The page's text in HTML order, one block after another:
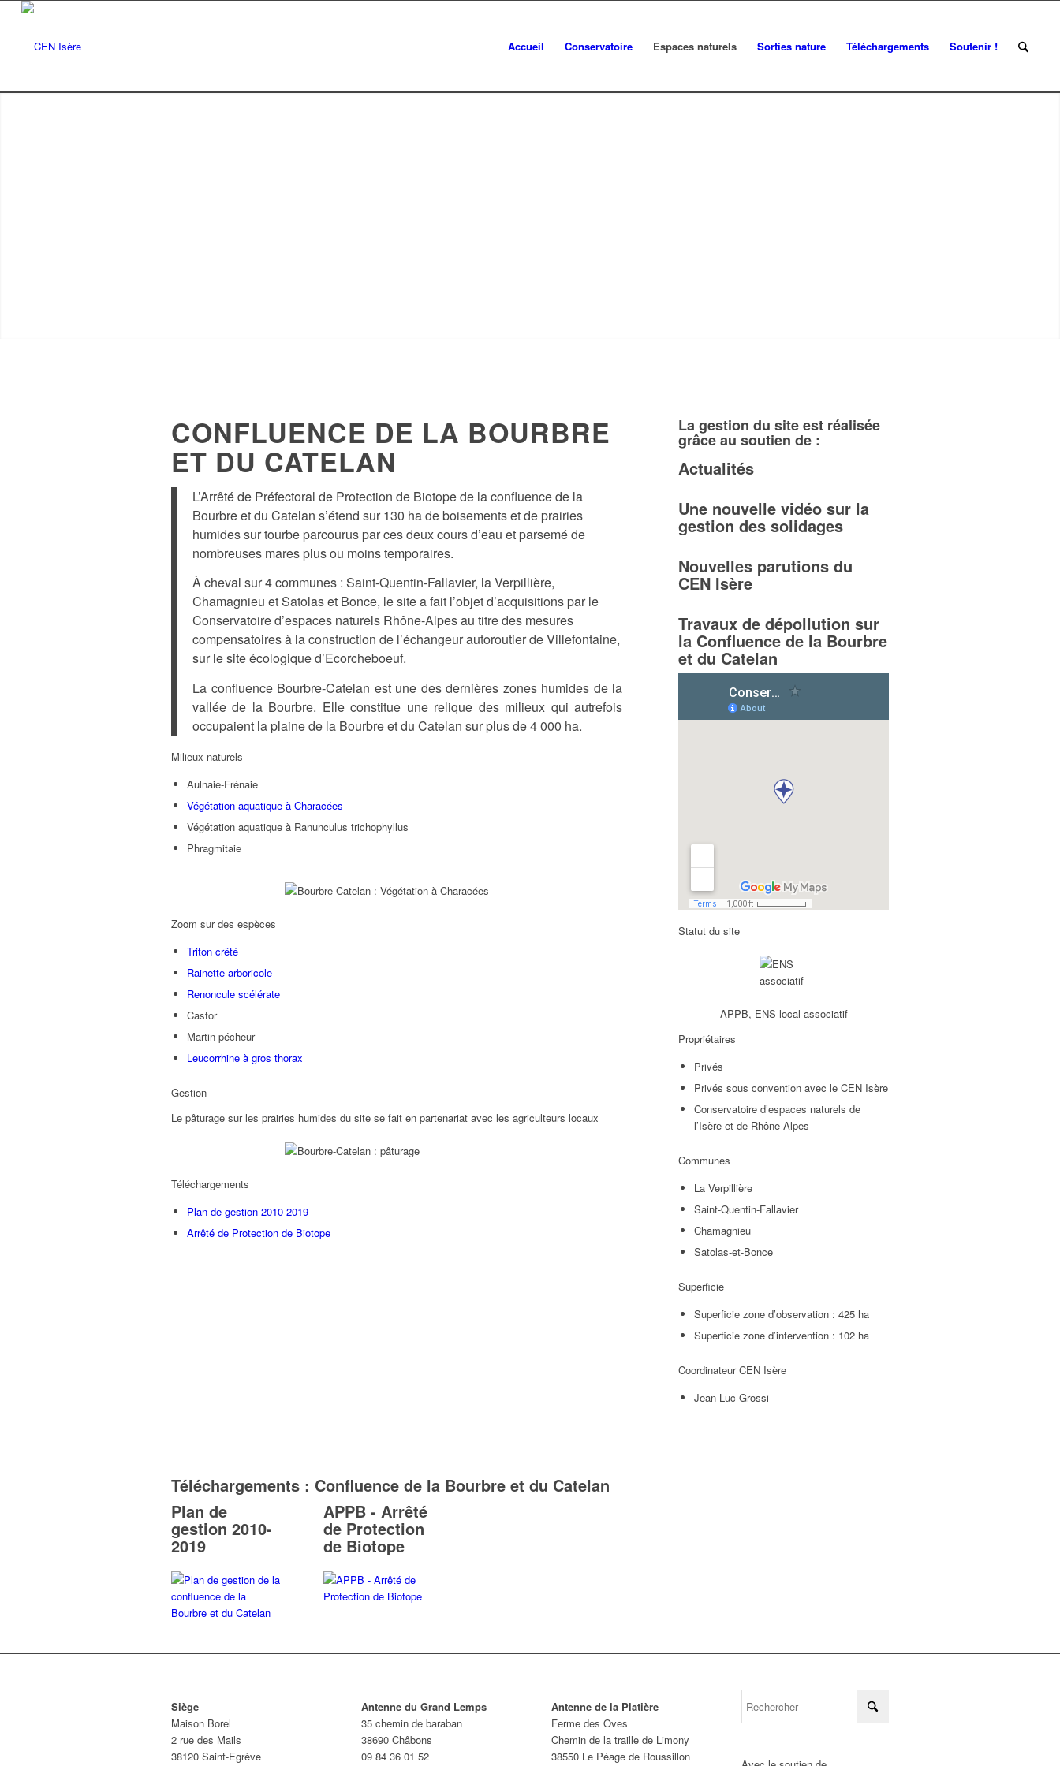
Accueil Conservatoire Espaces naturels Sorties nature Téléchargements Soutenir !
CONFLUENCE DE LA BOURBRE
ET DU CATELAN
L’Arrêté de Préfectoral de Protection de Biotope de la confluence de la
Bourbre et du Catelan s’étend sur 130 ha de boisements et de prairies
humides sur tourbe parcourus par ces deux cours d’eau et parsemé de
nombreuses mares plus ou moins temporaires.
À cheval sur 4 communes : Saint-Quentin-Fallavier, la Verpillière,
Chamagnieu et Satolas et Bonce, le site a fait l’objet d’acquisitions par le
Conservatoire d’espaces naturels Rhône-Alpes au titre des mesures
compensatoires à la construction de l’échangeur autoroutier de Villefontaine,
sur le site écologique d’Ecorcheboeuf.
La confluence Bourbre-Catelan est une des dernières zones humides de la
vallée de la Bourbre. Elle constitue une relique des milieux qui autrefois
occupaient la plaine de la Bourbre et du Catelan sur plus de 4 000 ha.
Milieux naturels
Aulnaie-Frénaie
Végétation aquatique à Characées
Végétation aquatique à Ranunculus trichophyllus
Phragmitaie
Zoom sur des espèces
Triton crêté
Rainette arboricole
Renoncule scélérate
Castor
Martin pécheur
Leucorrhine à gros thorax
Gestion
Le pâturage sur les prairies humides du site se fait en partenariat avec les agriculteurs locaux
Téléchargements
Plan de gestion 2010-2019
Arrêté de Protection de Biotope
La gestion du site est réalisée
grâce au soutien de :
Actualités
Une nouvelle vidéo sur la
gestion des solidages
Nouvelles parutions du
CEN Isère
Travaux de dépollution sur
la Confluence de la Bourbre
et du Catelan
Statut du site
APPB, ENS local associatif
Propriétaires
Privés
Privés sous convention avec le CEN Isère
Conservatoire d’espaces naturels de
l’Isère et de Rhône-Alpes
Communes
La Verpillière
Saint-Quentin-Fallavier
Chamagnieu
Satolas-et-Bonce
Superficie
Superficie zone d’observation : 425 ha
Superficie zone d’intervention : 102 ha
Coordinateur CEN Isère
Jean-Luc Grossi
Téléchargements : Confluence de la Bourbre et du Catelan
Plan de
gestion 2010-
2019
APPB - Arrêté
de Protection
de Biotope
Siège
Maison Borel
2 rue des Mails
38120 Saint-Egrève
Antenne du Grand Lemps
35 chemin de baraban
38690 Châbons
09 84 36 01 52
Antenne de la Platière
Ferme des Oves
Chemin de la traille de Limony
38550 Le Péage de Roussillon